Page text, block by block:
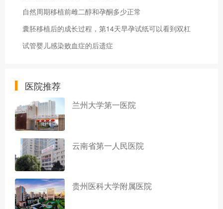
自然周期移植前雌二醇和孕酮多少正常
囊胚移植后的成长过程，第14天早孕试纸可以看到双杠
试管婴儿感染败血症的后遗症
医院推荐
兰州大学第一医院
云南省第一人民医院
贵州医科大学附属医院